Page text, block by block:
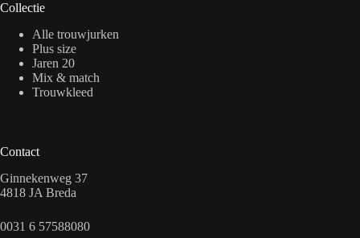
Collectie
Alle trouwjurken
Plus size
Jaren 20
Mix & match
Trouwkleed
Contact
Ginnekenweg 37
4818 JA Breda
0031 6 57588080